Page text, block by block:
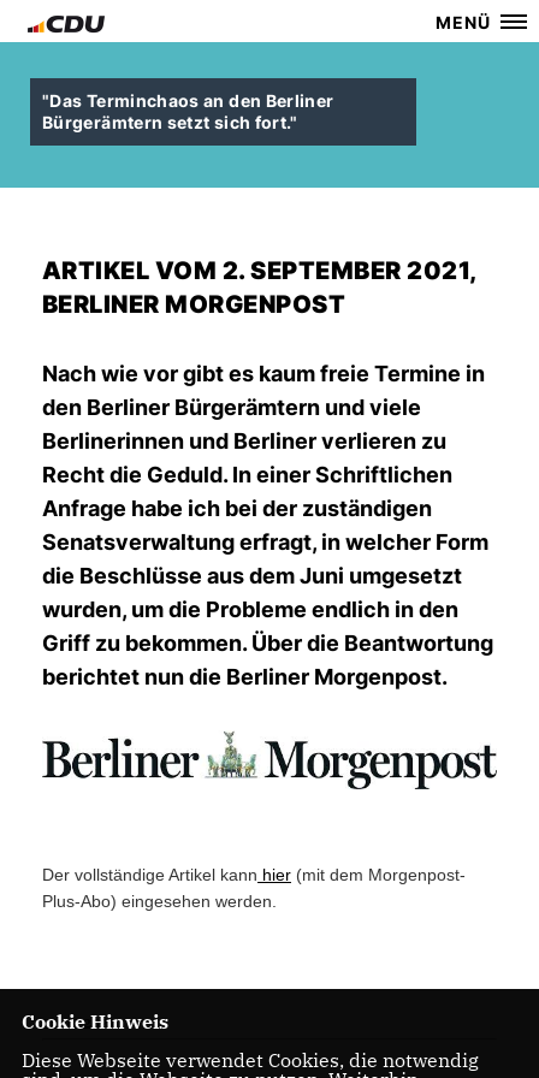
MENÜ
"Das Terminchaos an den Berliner
Bürgerämtern setzt sich fort."
ARTIKEL VOM 2. SEPTEMBER 2021,
BERLINER MORGENPOST
Nach wie vor gibt es kaum freie Termine in
den Berliner Bürgerämtern und viele
Berlinerinnen und Berliner verlieren zu
Recht die Geduld. In einer Schriftlichen
Anfrage habe ich bei der zuständigen
Senatsverwaltung erfragt, in welcher Form
die Beschlüsse aus dem Juni umgesetzt
wurden, um die Probleme endlich in den
Griff zu bekommen. Über die Beantwortung
berichtet nun die Berliner Morgenpost.
Der vollständige Artikel kann hier (mit dem Morgenpost-
Plus-Abo) eingesehen werden.
02.09.2021
Cookie Hinweis
Diese Webseite verwendet Cookies, die notwendig